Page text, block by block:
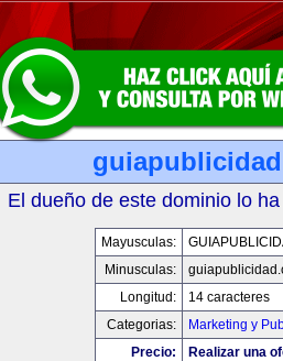
El dueño de este dominio lo
Mayusculas:
Minusculas:
Longitud:
14 caracteres
Categorias:
Marketing y
Precio:
Realizar una